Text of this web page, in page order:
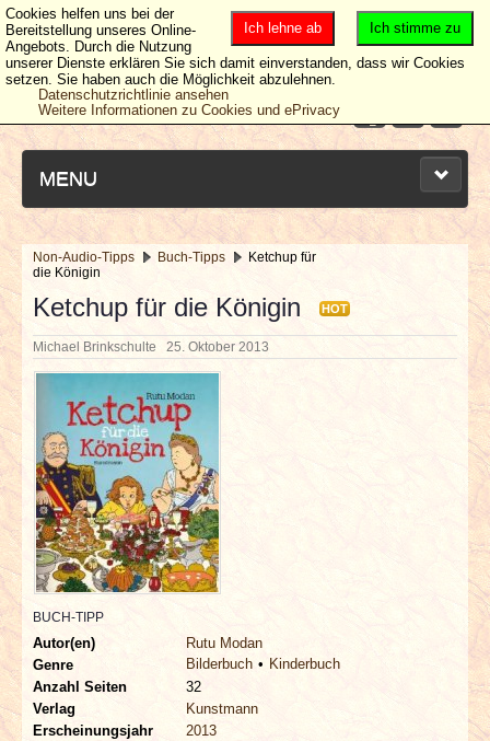
MENU
NEUESTE ARTIKEL
NEWS & DATES
BERICHTE
VERLOSUNGEN
INTERVIEWS
SPECIALS
REDAKTION
LINKS
ARCHIV
Non-Audio-Tipps Buch-Tipps
Ketchup für
die Königin
Ketchup für die Königin HOT
Michael Brinkschulte 25. Oktober 2013
BUCH-TIPP
Autor(en)
Rutu Modan
Genre
Bilderbuch
Kinderbuch
Anzahl Seiten
32
Verlag
Kunstmann
Erscheinungsjahr
2013
Ich stimme zu
Ich lehne ab
Cookies helfen uns bei der
Bereitstellung unseres Online-
Angebots. Durch die Nutzung
unserer Dienste erklären Sie sich damit einverstanden, dass wir Cookies
setzen. Sie haben auch die Möglichkeit abzulehnen.
Datenschutzrichtlinie ansehen
Weitere Informationen zu Cookies und ePrivacy